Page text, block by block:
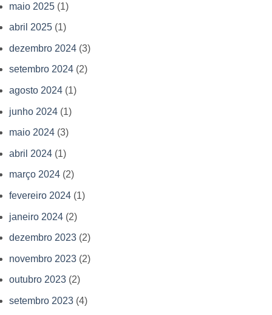
maio 2025 (1)
abril 2025 (1)
dezembro 2024 (3)
setembro 2024 (2)
agosto 2024 (1)
junho 2024 (1)
maio 2024 (3)
abril 2024 (1)
março 2024 (2)
fevereiro 2024 (1)
janeiro 2024 (2)
dezembro 2023 (2)
novembro 2023 (2)
outubro 2023 (2)
setembro 2023 (4)